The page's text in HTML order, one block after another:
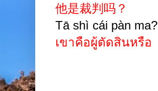
他是裁判吗？
Tā shì cái pàn ma?
เขาคือผู้ตัดสินหรือ